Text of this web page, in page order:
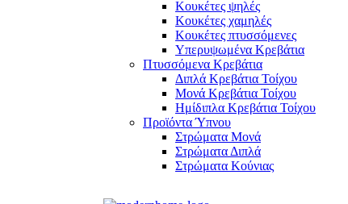
Κουκέτες ψηλές
Κουκέτες χαμηλές
Κουκέτες πτυσσόμενες
Υπερυψωμένα Κρεβάτια
Πτυσσόμενα Κρεβάτια
Διπλά Κρεβάτια Τοίχου
Μονά Κρεβάτια Τοίχου
Ημίδιπλα Κρεβάτια Τοίχου
Προϊόντα Ύπνου
Στρώματα Μονά
Στρώματα Διπλά
Στρώματα Κούνιας